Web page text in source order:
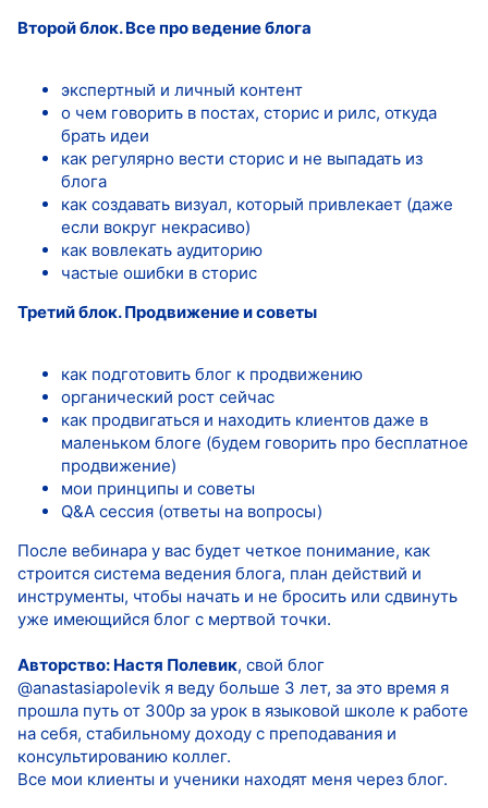
Второй блок. Все про ведение блога
экспертный и личный контент
о чем говорить в постах, сторис и рилс, откуда
брать идеи
как регулярно вести сторис и не выпадать из
блога
как создавать визуал, который привлекает (даже
если вокруг некрасиво)
как вовлекать аудиторию
частые ошибки в сторис
Третий блок. Продвижение и советы
как подготовить блог к продвижению
органический рост сейчас
как продвигаться и находить клиентов даже в
маленьком блоге (будем говорить про бесплатное
продвижение)
мои принципы и советы
Q&A сессия (ответы на вопросы)
После вебинара у вас будет четкое понимание, как
строится система ведения блога, план действий и
инструменты, чтобы начать и не бросить или сдвинуть
уже имеющийся блог с мертвой точки.
Авторство: Настя Полевик, cвой блог
@anastasiapolevik я веду больше 3 лет, за это время я
прошла путь от 300р за урок в языковой школе к работе
на себя, стабильному доходу с преподавания и
консультированию коллег.
Все мои клиенты и ученики находят меня через блог.